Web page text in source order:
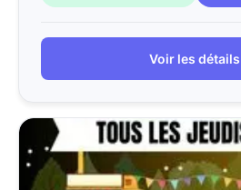
Voir les détails